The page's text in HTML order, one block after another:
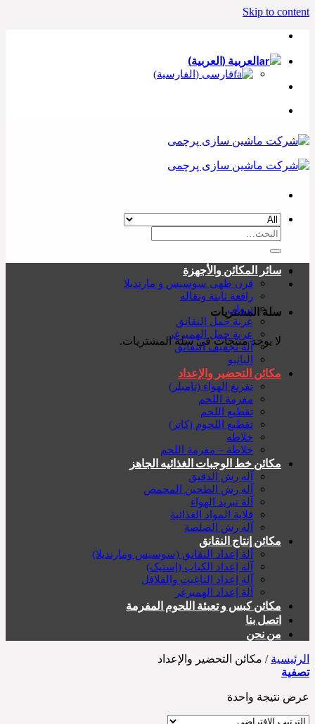
Skip to content
العربية (العربية)
فارسی (الفارسية)
سلة المشتريات
لا يوجد منتجات في سلة المشتريات.
سائر المكائن والأجهزة
فرن طهی سوسیس و مارتديلا
رافعة ثابتة ونقاله
ترولی
عربة حمل النقانق
عربة حمل الهمبرغر
آلة تجفيف النقانق
البانيو
مكائن التحضير والإعداد
تفريغ الهواء (تامبلر)
مفرمة اللحم
تقطيع اللحم
تقطيع اللحوم (کاتر)
خلاطه
خلاطة – مفرمة اللحم
مكائن خط الوجبات الغذائیه الجاهز
آله رش الدقیق
آله رش الطحين المحمص
آلة تبريد الهواء
قلاية المواد الغذائية
آله رش الصلصة
مكائن إنتاج النقانق
آلة إعداد النقانق (سوسیس ومارتديلا)
آلة إعداد الكباب (إستيک)
آلة إعداد الناغيت والفلافل
آلة إعداد الهمبرغر
مكائن كبس و تعبئة اللحوم المفرمة
اتصل بنا
من نحن
الرئيسية / مكائن التحضير والإعداد
تصفية
عرض نتيجة واحدة